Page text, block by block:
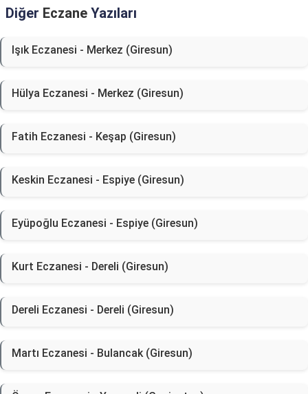
Diğer Eczane Yazıları
Işık Eczanesi - Merkez (Giresun)
Hülya Eczanesi - Merkez (Giresun)
Fatih Eczanesi - Keşap (Giresun)
Keskin Eczanesi - Espiye (Giresun)
Eyüpoğlu Eczanesi - Espiye (Giresun)
Kurt Eczanesi - Dereli (Giresun)
Dereli Eczanesi - Dereli (Giresun)
Martı Eczanesi - Bulancak (Giresun)